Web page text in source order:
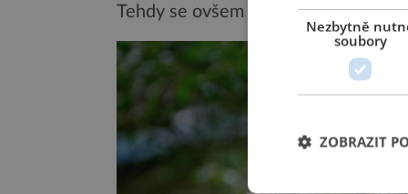
Tehdy se ovšem bakterie tolik
Nezbytně
soubory
ZOBRAZIT